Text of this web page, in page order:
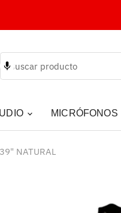
MICRÓFONOS
NATURAL